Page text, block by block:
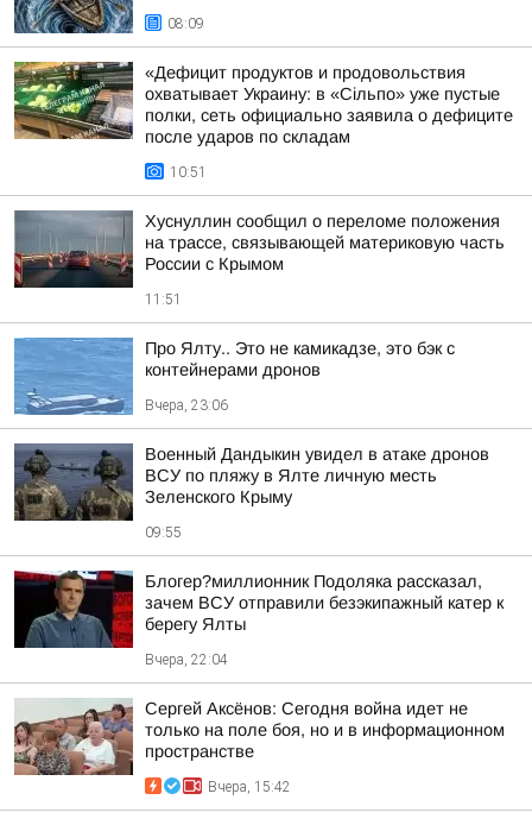
08:09
«Дефицит продуктов и продовольствия
охватывает Украину: в «Сільпо» уже пустые
полки, сеть официально заявила о дефиците
после ударов по складам
10:51
Хуснуллин сообщил о переломе положения
на трассе, связывающей материковую часть
России с Крымом
11:51
Про Ялту.. Это не камикадзе, это бэк с
контейнерами дронов
Вчера, 23:06
Военный Дандыкин увидел в атаке дронов
ВСУ по пляжу в Ялте личную месть
Зеленского Крыму
09:55
Блогер?миллионник Подоляка рассказал,
зачем ВСУ отправили безэкипажный катер к
берегу Ялты
Вчера, 22:04
Сергей Аксёнов: Сегодня война идет не
только на поле боя, но и в информационном
пространстве
Вчера, 15:42